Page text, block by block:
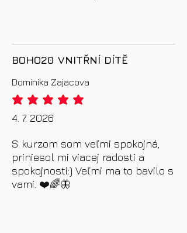
BOHO20 VNITŘNÍ DÍTĚ
Dominika Zajacova
priemerné hodnotenie je 5 z 5
4. 7. 2026
S kurzom som veľmi spokojná,
priniesol mi viacej radosti a
spokojnosti:) Veľmi ma to bavilo s
vami. ❤️🌈🦋